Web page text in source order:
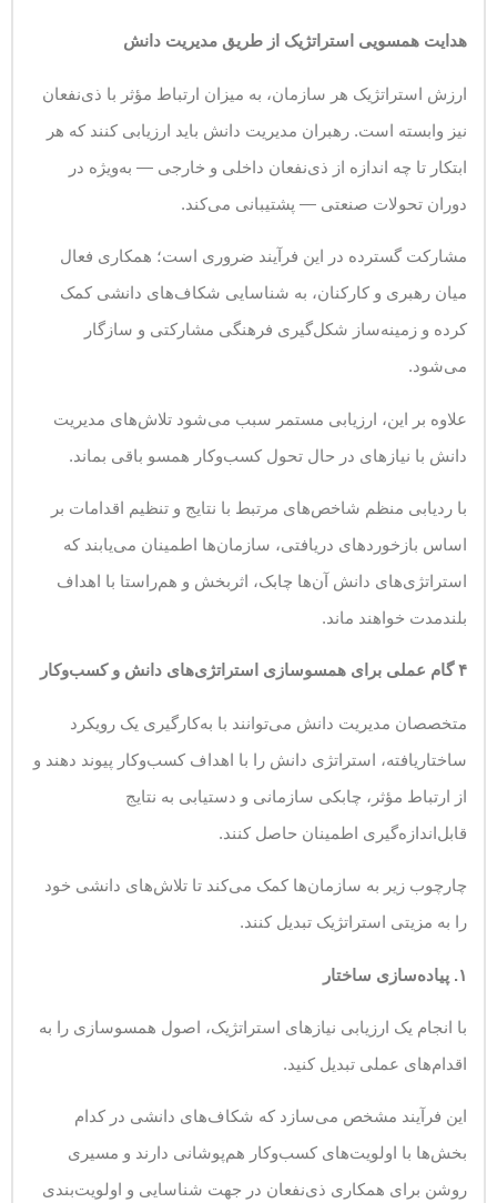
هدایت همسویی استراتژیک از طریق مدیریت دانش
ارزش استراتژیک هر سازمان، به میزان ارتباط مؤثر با ذی‌نفعان
نیز وابسته است. رهبران مدیریت دانش باید ارزیابی کنند که هر
ابتکار تا چه اندازه از ذی‌نفعان داخلی و خارجی — به‌ویژه در
دوران تحولات صنعتی — پشتیبانی می‌کند.
مشارکت گسترده در این فرآیند ضروری است؛ همکاری فعال
میان رهبری و کارکنان، به شناسایی شکاف‌های دانشی کمک
کرده و زمینه‌ساز شکل‌گیری فرهنگی مشارکتی و سازگار
می‌شود.
علاوه بر این، ارزیابی مستمر سبب می‌شود تلاش‌های مدیریت
دانش با نیازهای در حال تحول کسب‌وکار همسو باقی بماند.
با ردیابی منظم شاخص‌های مرتبط با نتایج و تنظیم اقدامات بر
اساس بازخوردهای دریافتی، سازمان‌ها اطمینان می‌یابند که
استراتژی‌های دانش آن‌ها چابک، اثربخش و هم‌راستا با اهداف
بلندمدت خواهند ماند.
۴ گام عملی برای همسوسازی استراتژی‌های دانش و کسب‌وکار
متخصصان مدیریت دانش می‌توانند با به‌کارگیری یک رویکرد
ساختاریافته، استراتژی دانش را با اهداف کسب‌وکار پیوند دهند و
از ارتباط مؤثر، چابکی سازمانی و دستیابی به نتایج
قابل‌اندازه‌گیری اطمینان حاصل کنند.
چارچوب زیر به سازمان‌ها کمک می‌کند تا تلاش‌های دانشی خود
را به مزیتی استراتژیک تبدیل کنند.
۱. پیاده‌سازی ساختار
با انجام یک ارزیابی نیازهای استراتژیک، اصول همسوسازی را به
اقدام‌های عملی تبدیل کنید.
این فرآیند مشخص می‌سازد که شکاف‌های دانشی در کدام
بخش‌ها با اولویت‌های کسب‌وکار هم‌پوشانی دارند و مسیری
روشن برای همکاری ذی‌نفعان در جهت شناسایی و اولویت‌بندی